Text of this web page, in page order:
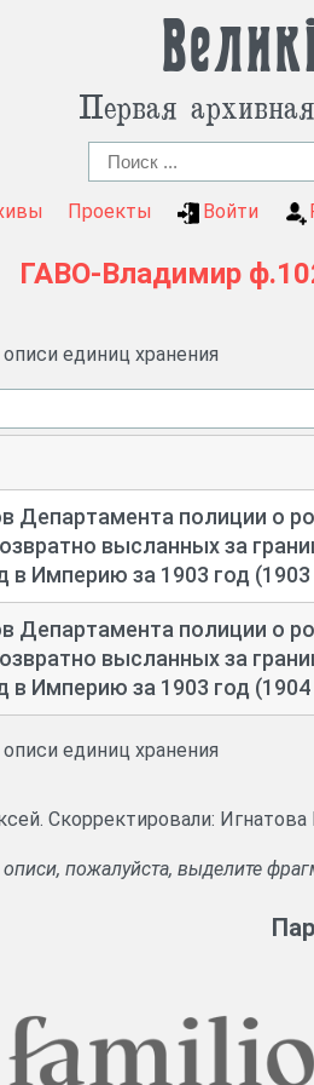
Первая
Проекты Войти
ГАВО-Владимир
единиц хранения
Департамента полиции о
высланных за
в Империю за 1903 год (1903
Департамента полиции о
высланных за
в Империю за 1903 год (1904
единиц хранения
Скорректировали: Игнатова
пожалуйста, выделите